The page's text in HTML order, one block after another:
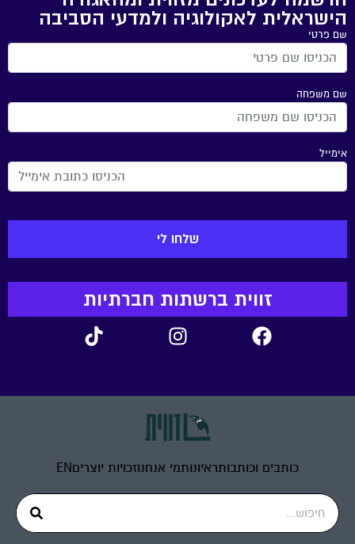
הישראלית לאקולוגיה ולמדעי הסביבה
שם פרטי
שם משפחה
אימייל
זווית ברשתות חברתיות
כותבים וכותבותראיונותמי אנחנוזכויות יוצריםEN